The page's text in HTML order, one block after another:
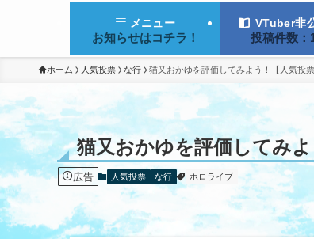
メニュー
お知らせはコチラ！
VTuber非
投稿件数：
ホーム 人気投票 な行 猫又おかゆを評価してみよう！【人気投票
猫又おかゆを評価してみよ
広告 人気投票 な行 ホロライブ